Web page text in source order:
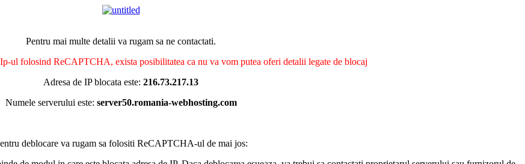
Pentru mai multe detalii va rugam sa ne contactati.
ul folosind ReCAPTCHA, exista posibilitatea ca nu va vom putea oferi detalii legate de blocaj
Adresa de IP blocata este: 216.73.217.13
Numele serverului este: server50.romania-webhosting.com
deblocare va rugam sa folositi ReCAPTCHA-ul de mai jos: